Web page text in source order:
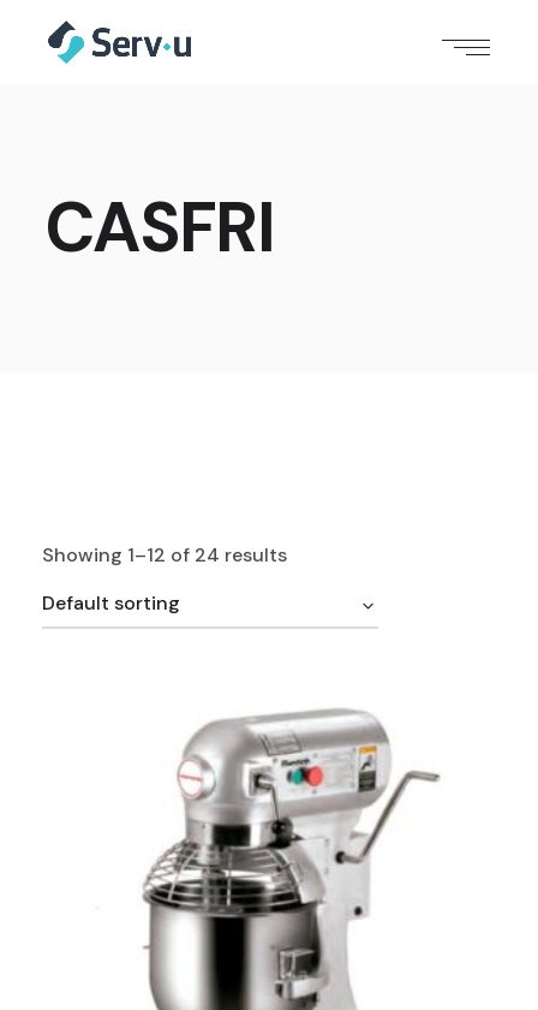
CASFRI
Showing 1–12 of 24 results
Default sorting